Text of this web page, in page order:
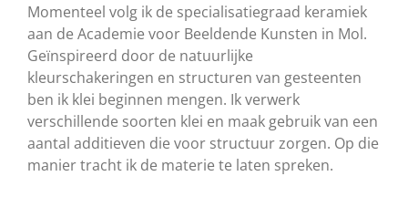
​Momenteel volg ik de specialisatiegraad keramiek
aan de Academie voor Beeldende Kunsten in Mol.
Geïnspireerd door de natuurlijke
kleurschakeringen en structuren van gesteenten
ben ik klei beginnen mengen. Ik verwerk
verschillende soorten klei en maak gebruik van een
aantal additieven die voor structuur zorgen. ​Op die
manier tracht ik de materie te laten spreken.